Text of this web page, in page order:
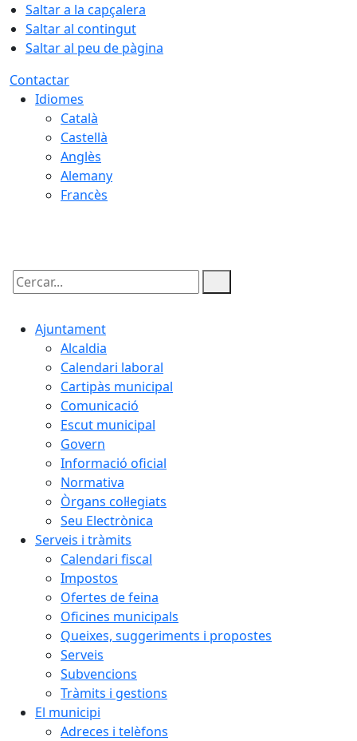
Saltar a la capçalera
Saltar al contingut
Saltar al peu de pàgina
Contactar
Idiomes
Català
Castellà
Anglès
Alemany
Francès
Cercar:
Ajuntament
Alcaldia
Calendari laboral
Cartipàs municipal
Comunicació
Escut municipal
Govern
Informació oficial
Normativa
Òrgans col·legiats
Seu Electrònica
Serveis i tràmits
Calendari fiscal
Impostos
Ofertes de feina
Oficines municipals
Queixes, suggeriments i propostes
Serveis
Subvencions
Tràmits i gestions
El municipi
Adreces i telèfons